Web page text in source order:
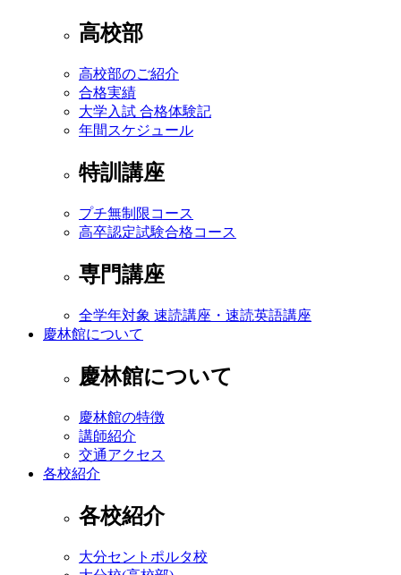
高校部
高校部のご紹介
合格実績
大学入試 合格体験記
年間スケジュール
特訓講座
プチ無制限コース
高卒認定試験合格コース
専門講座
全学年対象 速読講座・速読英語講座
慶林館について
慶林館について
慶林館の特徴
講師紹介
交通アクセス
各校紹介
各校紹介
大分セントポルタ校